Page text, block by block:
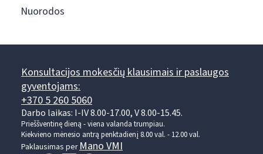
Nuorodos
Konsultacijos mokesčių klausimais ir paslaugos
gyventojams:
+370 5 260 5060
Darbo laikas: I-IV 8.00-17.00, V 8.00-15.45.
Prieššventinę dieną - viena valanda trumpiau.
Kiekvieno mėnesio antrą penktadienį 8.00 val. - 12.00 val.
Paklausimas per Mano VMI